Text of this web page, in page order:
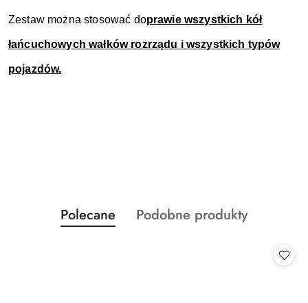
Zestaw można stosować doprawie wszystkich kół
łańcuchowych wałków rozrządu i wszystkich typów
pojazdów.
Pomiń karuzelę produktów
Produkty
o
Polecane
Produkty
Podobne produkty